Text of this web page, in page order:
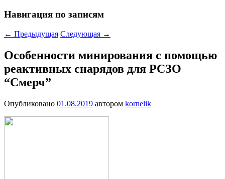
Навигация по записям
← Предыдущая Следующая →
Особенности минирования с помощью
реактивных снарядов для РСЗО
“Смерч”
Опубликовано 01.08.2019 автором kornelik